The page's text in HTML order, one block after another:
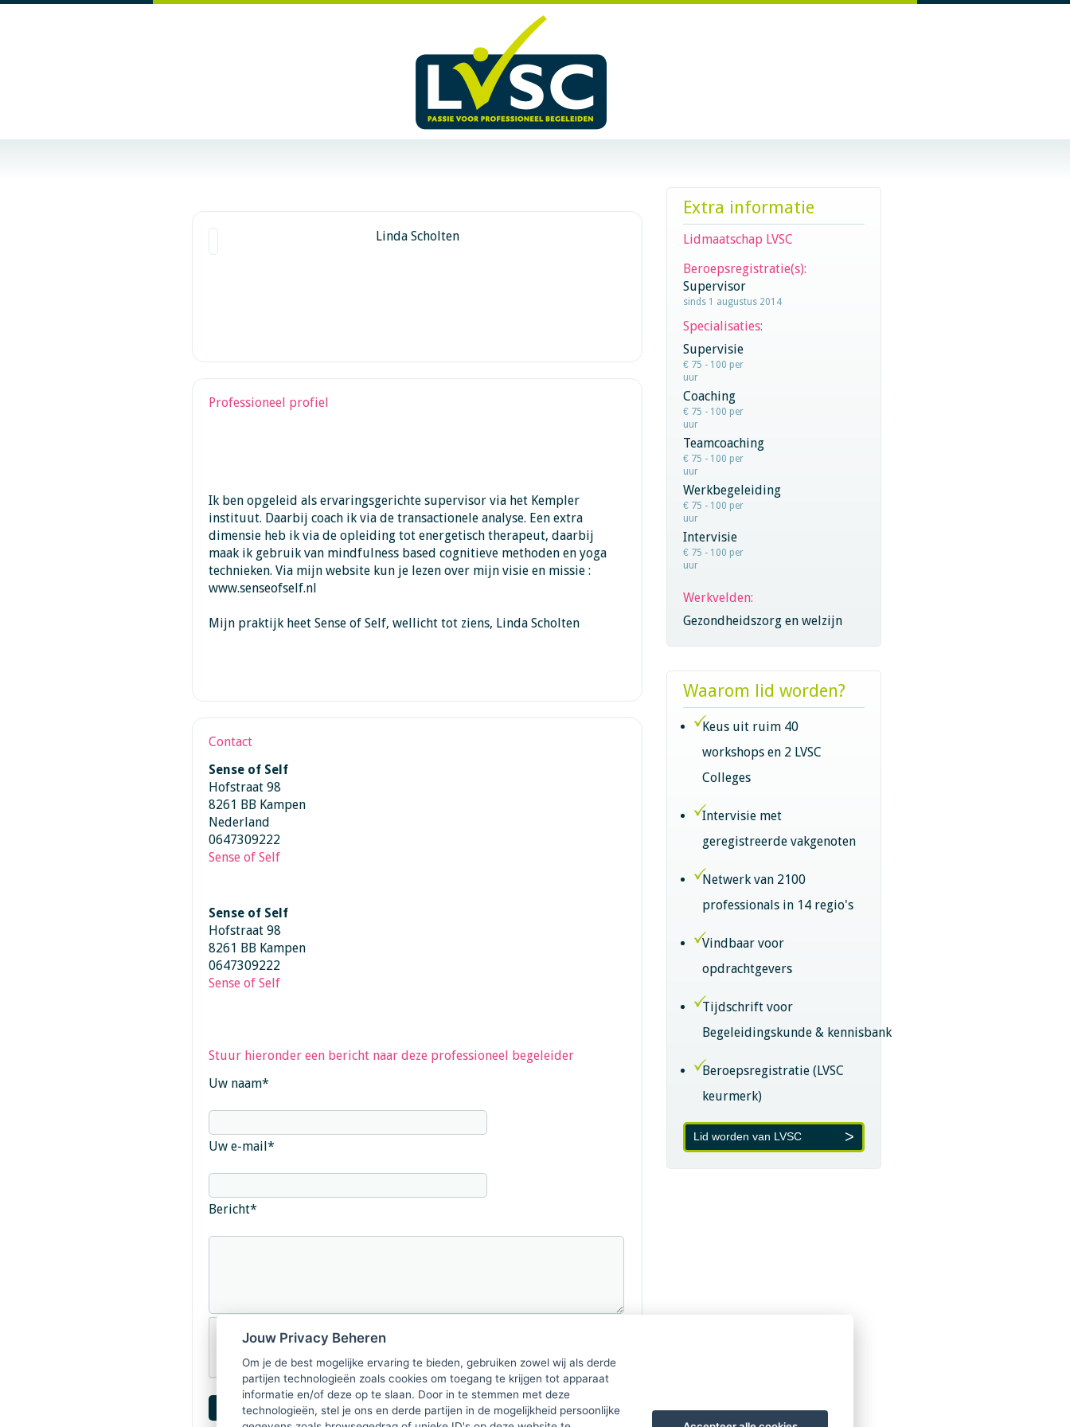
Linda Scholten
Professioneel profiel
Ik ben opgeleid als ervaringsgerichte supervisor via het Kempler
instituut. Daarbij coach ik via de transactionele analyse. Een extra
dimensie heb ik via de opleiding tot energetisch therapeut, daarbij
maak ik gebruik van mindfulness based cognitieve methoden en yoga
technieken. Via mijn website kun je lezen over mijn visie en missie :
www.senseofself.nl
Mijn praktijk heet Sense of Self, wellicht tot ziens, Linda Scholten
Contact
Sense of Self
Hofstraat 98
8261 BB Kampen
Nederland
0647309222
Sense of Self
Sense of Self
Hofstraat 98
8261 BB Kampen
0647309222
Sense of Self
Stuur hieronder een bericht naar deze professioneel begeleider
Uw naam*
Uw e-mail*
Bericht*
Extra informatie
Lidmaatschap LVSC
Beroepsregistratie(s):
Supervisor
sinds 1 augustus 2014
Specialisaties:
Supervisie
€ 75 - 100 per
uur
Coaching
€ 75 - 100 per
uur
Teamcoaching
€ 75 - 100 per
uur
Werkbegeleiding
€ 75 - 100 per
uur
Intervisie
€ 75 - 100 per
uur
Werkvelden:
Gezondheidszorg en welzijn
Waarom lid worden?
Keus uit ruim 40
workshops en 2 LVSC
Colleges
Intervisie met
geregistreerde vakgenoten
Netwerk van 2100
professionals in 14 regio's
Vindbaar voor
opdrachtgevers
Tijdschrift voor
Begeleidingskunde & kennisbank
Beroepsregistratie (LVSC
keurmerk)
Lid worden van LVSC
Jouw Privacy Beheren
Om je de best mogelijke ervaring te bieden, gebruiken zowel wij als derde
partijen technologieën zoals cookies om toegang te krijgen tot apparaat
informatie en/of deze op te slaan. Door in te stemmen met deze
technologieën, stel je ons en derde partijen in de mogelijkheid persoonlijke